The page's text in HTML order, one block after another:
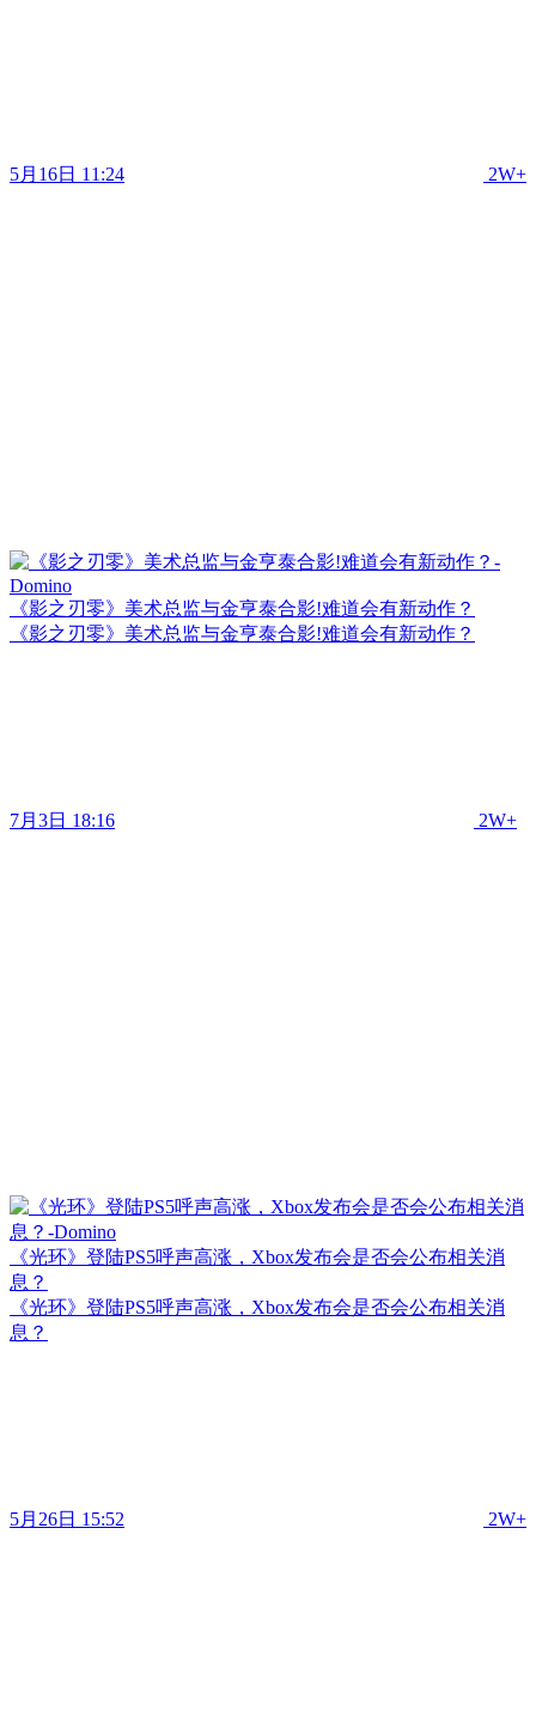
5月16日 11:24 2W+
《影之刃零》美术总监与金亨泰合影!难道会有新动作？
《影之刃零》美术总监与金亨泰合影!难道会有新动作？
7月3日 18:16 2W+
《光环》登陆PS5呼声高涨，Xbox发布会是否会公布相关消
息？
《光环》登陆PS5呼声高涨，Xbox发布会是否会公布相关消
息？
5月26日 15:52 2W+